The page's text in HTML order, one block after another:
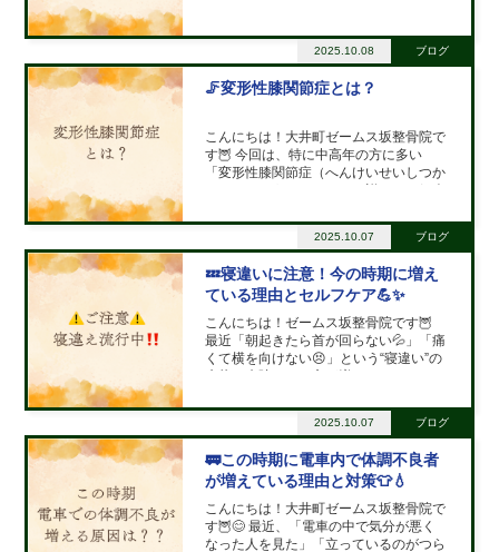
れません💥 ばね指とは、指を動かす腱
（けん）と、その腱を包むトンネル（腱
鞘けんしょう）の間
2025.10.08 ブログ
🦵変形性膝関節症とは？
こんにちは！大井町ゼームス坂整骨院で
す🦉 今回は、特に中高年の方に多い
「変形性膝関節症（へんけいせいしつか
ぜ起こるの？） 膝の関節は、**大腿骨
（太ももの骨）と脛骨（すねの骨）**の
間にある「関節軟骨」によっ
2025.10.07 ブログ
💤寝違いに注意！今の時期に増え
ている理由とセルフケア💪✨
こんにちは！ゼームス坂整骨院です🦉
最近「朝起きたら首が回らない💦」「痛
くて横を向けない😣」という“寝違い”の
あるんです☝️ 🌡️寝違いが増える季節的な
理由 1️⃣ 寒暖差による筋肉の緊張 朝晩
2025.10.07 ブログ
🚃この時期に電車内で体調不良者
が増えている理由と対策👕💧
こんにちは！大井町ゼームス坂整骨院で
す🦉😊 最近、「電車の中で気分が悪く
なった人を見た」「立っているのがつら